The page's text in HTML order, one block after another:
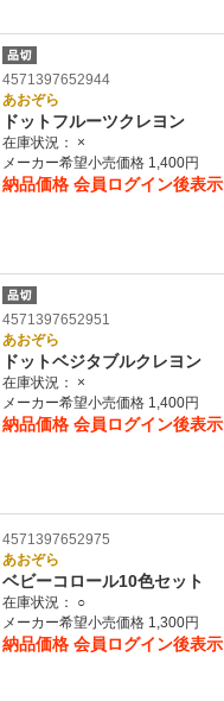
4571397652944
あおぞら
ドットフルーツクレヨン
在庫状況：
×
メーカー希望小売価格 1,400円
納品価格 会員ログイン後表示
4571397652951
あおぞら
ドットベジタブルクレヨン
在庫状況：
×
メーカー希望小売価格 1,400円
納品価格 会員ログイン後表示
4571397652975
あおぞら
ベビーコロール10色セット
在庫状況：
○
メーカー希望小売価格 1,300円
納品価格 会員ログイン後表示